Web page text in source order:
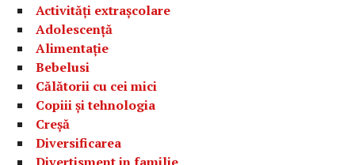
Activități extrașcolare
Adolescență
Alimentație
Bebelusi
Călătorii cu cei mici
Copiii și tehnologia
Creșă
Diversificarea